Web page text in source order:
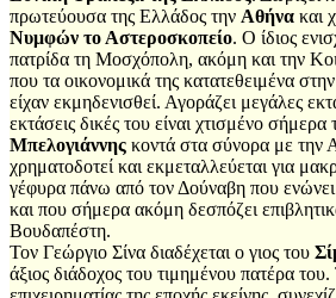
πρωτεύουσα της Ελλάδος την Αθήνα και
Νυμφών το Αστεροσκοπείο. Ο ίδιος
πατρίδα τη Μοσχόπολη, ακόμη και την
που τα οικονομικά της κατατεθειμένα
είχαν εκμηδενισθεί. Αγοράζει μεγάλες
εκτάσεις δικές του είναι χτισμένο
Μπελογιάννης κοντά στα σύνορα με την
χρηματοδοτεί και εκμεταλλεύεται για
γέφυρα πάνω από τον Δούναβη που
και που σήμερα ακόμη δεσπόζει
Βουδαπέστη.
Τον Γεώργιο Σίνα διαδέχεται ο γιος του
άξιος διάδοχος του τιμημένου πατέρα